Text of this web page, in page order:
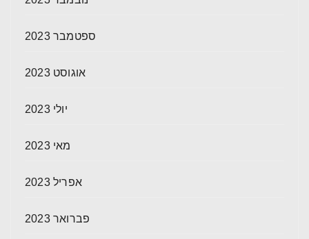
ספטמבר 2023
אוגוסט 2023
יולי 2023
מאי 2023
אפריל 2023
פברואר 2023